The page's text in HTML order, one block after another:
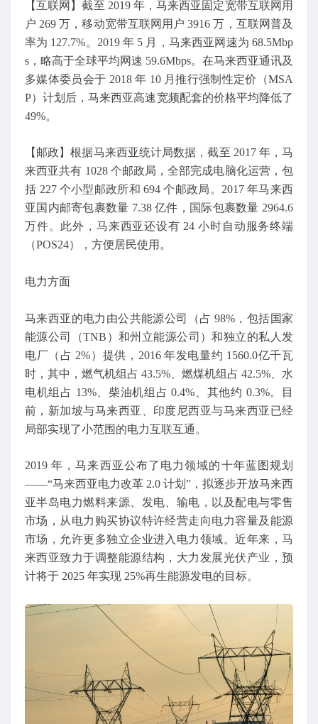
【互联网】截至 2019 年，马来西亚固定宽带互联网用
户 269 万，移动宽带互联网用户 3916 万，互联网普及
率为 127.7%。2019 年 5 月，马来西亚网速为 68.5Mbp
s，略高于全球平均网速 59.6Mbps。在马来西亚通讯及
多媒体委员会于 2018 年 10 月推行强制性定价（MSA
P）计划后，马来西亚高速宽频配套的价格平均降低了
49%。
【邮政】根据马来西亚统计局数据，截至 2017 年，马
来西亚共有 1028 个邮政局，全部完成电脑化运营，包
括 227 个小型邮政所和 694 个邮政局。2017 年马来西
亚国内邮寄包裹数量 7.38 亿件，国际包裹数量 2964.6
万件。此外，马来西亚还设有 24 小时自动服务终端
（POS24），方便居民使用。
电力方面
马来西亚的电力由公共能源公司（占 98%，包括国家
能源公司（TNB）和州立能源公司）和独立的私人发
电厂（占 2%）提供，2016 年发电量约 1560.0亿千瓦
时，其中，燃气机组占 43.5%、燃煤机组占 42.5%、水
电机组占 13%、柴油机组占 0.4%、其他约 0.3%。目
前，新加坡与马来西亚、印度尼西亚与马来西亚已经
局部实现了小范围的电力互联互通。
2019 年，马来西亚公布了电力领域的十年蓝图规划
——“马来西亚电力改革 2.0 计划”，拟逐步开放马来西
亚半岛电力燃料来源、发电、输电，以及配电与零售
市场，从电力购买协议特许经营走向电力容量及能源
市场，允许更多独立企业进入电力领域。近年来，马
来西亚致力于调整能源结构，大力发展光伏产业，预
计将于 2025 年实现 25%再生能源发电的目标。